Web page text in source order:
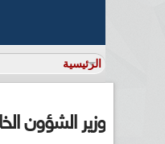
وزير الشؤون